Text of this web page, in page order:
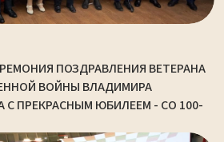
ПОЗДРАВЛЕНИЯ ВЕТЕРАНА
ВОЙНЫ ВЛАДИМИРА
С ПРЕКРАСНЫМ ЮБИЛЕЕМ - СО 100-